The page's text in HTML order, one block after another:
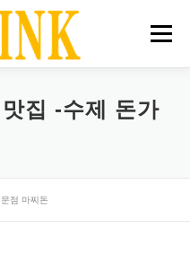
메뉴
상점 매거진
집 -수제 돈가
점 마찌돈